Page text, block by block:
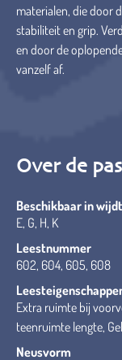
materialen, die door
stabiliteit en grip.
en door de
vanzelf af.
Over de
Beschikbaar in
E, G, H, K
Leestnummer
602, 604, 605, 608
Extra ruimte bij
teenruimte lengte,
Neusvorm